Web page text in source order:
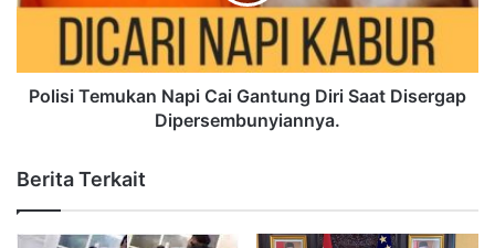
Polisi Temukan Napi Cai Gantung Diri Saat Disergap
Dipersembunyiannya.
Berita Terkait